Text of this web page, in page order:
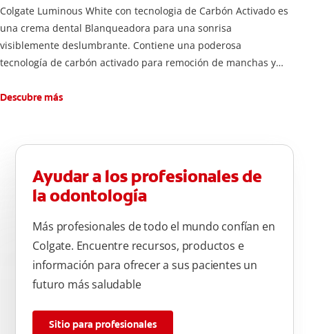
Colgate Luminous White con tecnologia de Carbón Activado es
una crema dental Blanqueadora para una sonrisa
visiblemente deslumbrante. Contiene una poderosa
tecnología de carbón activado para remoción de manchas y
Descubre más
Ayudar a los profesionales de
la odontología
Más profesionales de todo el mundo confían en
Colgate. Encuentre recursos, productos e
información para ofrecer a sus pacientes un
futuro más saludable
Sitio para profesionales